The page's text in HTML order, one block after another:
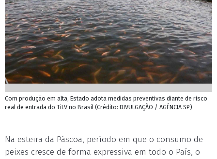
Com produção em alta, Estado adota medidas preventivas diante de risco
real de entrada do TiLV no Brasil (Crédito: DIVULGAÇÃO / AGÊNCIA SP)
Na esteira da Páscoa, período em que o consumo de
peixes cresce de forma expressiva em todo o País, o